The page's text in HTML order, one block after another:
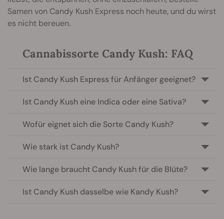
Samen von Candy Kush Express noch heute, und du wirst
es nicht bereuen.
Cannabissorte Candy Kush: FAQ
Ist Candy Kush Express für Anfänger geeignet?
Ist Candy Kush eine Indica oder eine Sativa?
Wofür eignet sich die Sorte Candy Kush?
Wie stark ist Candy Kush?
Wie lange braucht Candy Kush für die Blüte?
Ist Candy Kush dasselbe wie Kandy Kush?